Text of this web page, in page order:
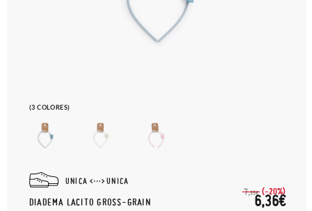
(3 COLORES)
UNICA UNICA
DIADEMA LACITO GROSS-GRAIN
7,95€ (-20%)
6,36€